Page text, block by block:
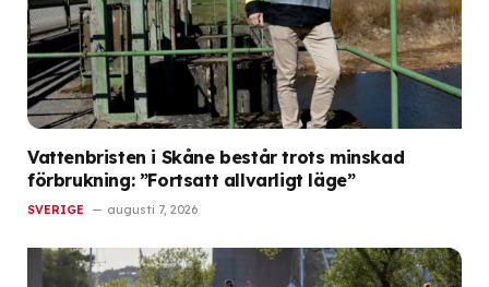
Vattenbristen i Skåne består trots minskad
förbrukning: ”Fortsatt allvarligt läge”
SVERIGE augusti 7, 2026